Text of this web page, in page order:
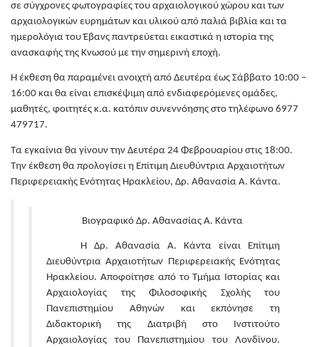
σε σύγχρονες φωτογραφίες του αρχαιολογικού χώρου και των
αρχαιολογικών ευρημάτων και υλικού από παλιά βιβλία και τα
ημερολόγια του Έβανς παντρεύεται εικαστικά η ιστορία της
ανασκαφής της Κνωσού με την σημερινή εποχή.
Η έκθεση θα παραμένει ανοιχτή από Δευτέρα έως Σάββατο 10:00 –
16:00 και θα είναι επισκέψιμη από ενδιαφερόμενες ομάδες,
μαθητές, φοιτητές κ.α. κατόπιν συνεννόησης στο τηλέφωνο 6977
479717.
Τα εγκαίνια θα γίνουν την Δευτέρα 24 Φεβρουαρίου στις 18:00.
Την έκθεση θα προλογίσει η Επίτιμη Διευθύντρια Αρχαιοτήτων
Περιφερειακής Ενότητας Ηρακλείου, Δρ. Αθανασία Α. Κάντα.
Βιογραφικό Δρ. Αθανασίας Α. Κάντα
Η Δρ. Αθανασία Α. Κάντα είναι Επίτιμη
Διευθύντρια Αρχαιοτήτων Περιφερειακής Ενότητας
Ηρακλείου. Αποφοίτησε από το Τμήμα Ιστορίας και
Αρχαιολογίας της Φιλοσοφικής Σχολής του
Πανεπιστημίου Αθηνών και εκπόνησε τη
Διδακτορική της Διατριβή στο Ινστιτούτο
Αρχαιολογίας του Πανεπιστημίου του Λονδίνου.